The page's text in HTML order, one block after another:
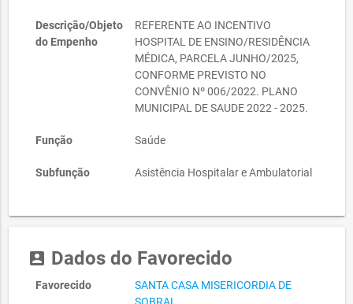
Descrição/Objeto
do Empenho
REFERENTE AO INCENTIVO
HOSPITAL DE ENSINO/RESIDÊNCIA
MÉDICA, PARCELA JUNHO/2025,
CONFORME PREVISTO NO
CONVÊNIO Nº 006/2022. PLANO
MUNICIPAL DE SAUDE 2022 - 2025.
Função Saúde
Subfunção Asistência Hospitalar e Ambulatorial
account_box Dados do Favorecido
Favorecido
SANTA CASA MISERICORDIA DE